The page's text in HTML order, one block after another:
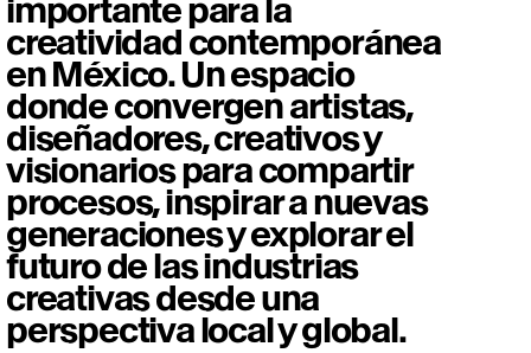
importante para la
creatividad contemporánea
en México. Un espacio
donde convergen artistas,
diseñadores, creativos y
visionarios para compartir
procesos, inspirar a nuevas
generaciones y explorar el
futuro de las industrias
creativas desde una
perspectiva local y global.